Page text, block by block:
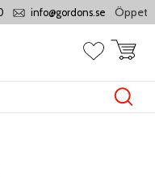
info@gordons.se Öppet
Favoriter